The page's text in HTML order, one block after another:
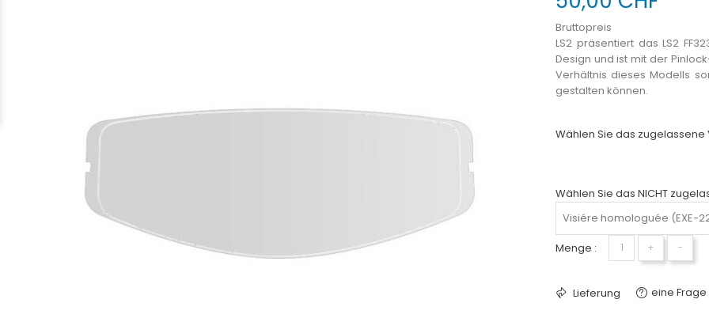
Bruttopreis
LS2 präsentiert das LS2
Design und ist mit der
Verhältnis dieses Modells
gestalten können.
Wählen Sie das zugelassene
Wählen Sie das NICHT
Menge : + −
Lieferung eine